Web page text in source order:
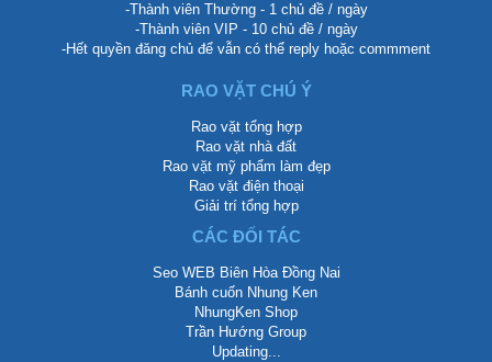
-Thành viên Thường - 1 chủ đề / ngày
-Thành viên VIP - 10 chủ đề / ngày
-Hết quyền đăng chủ để vẫn có thể reply hoặc commment
RAO VẶT CHÚ Ý
Rao vặt tổng hợp
Rao vặt nhà đất
Rao vặt mỹ phẩm làm đẹp
Rao vặt điện thoại
Giải trí tổng hợp
CÁC ĐỐI TÁC
Seo WEB Biên Hòa Đồng Nai
Bánh cuốn Nhung Ken
NhungKen Shop
Trần Hướng Group
Updating...